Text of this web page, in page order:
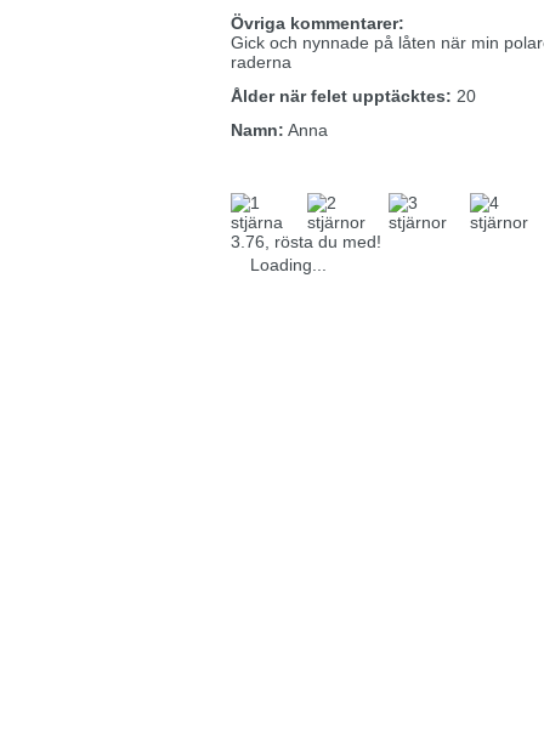
Övriga kommentarer:
Gick och nynnade på låten när min
raderna
Ålder när felet upptäcktes: 20
Namn: Anna
3.76, rösta du med!
Loading...